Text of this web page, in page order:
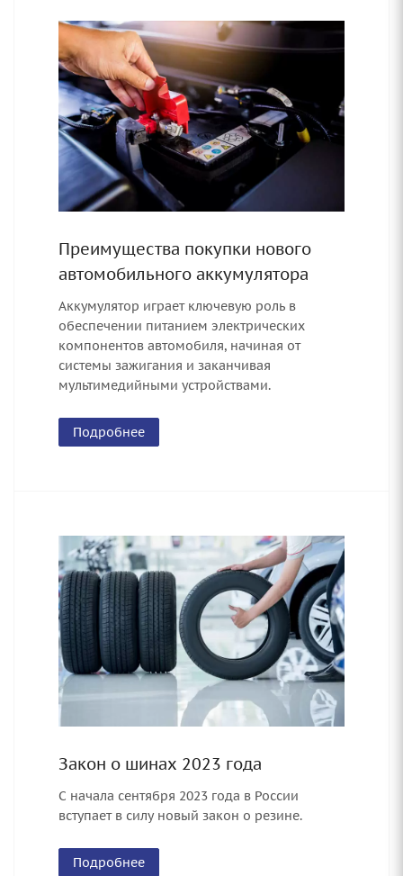
Преимущества покупки нового
автомобильного аккумулятора
Аккумулятор играет ключевую роль в
обеспечении питанием электрических
компонентов автомобиля, начиная от
системы зажигания и заканчивая
мультимедийными устройствами.
Подробнее
Закон о шинах 2023 года
С начала сентября 2023 года в России
вступает в силу новый закон о резине.
Подробнее